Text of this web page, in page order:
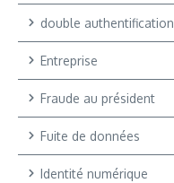
double authentification
Entreprise
Fraude au président
Fuite de données
Identité numérique